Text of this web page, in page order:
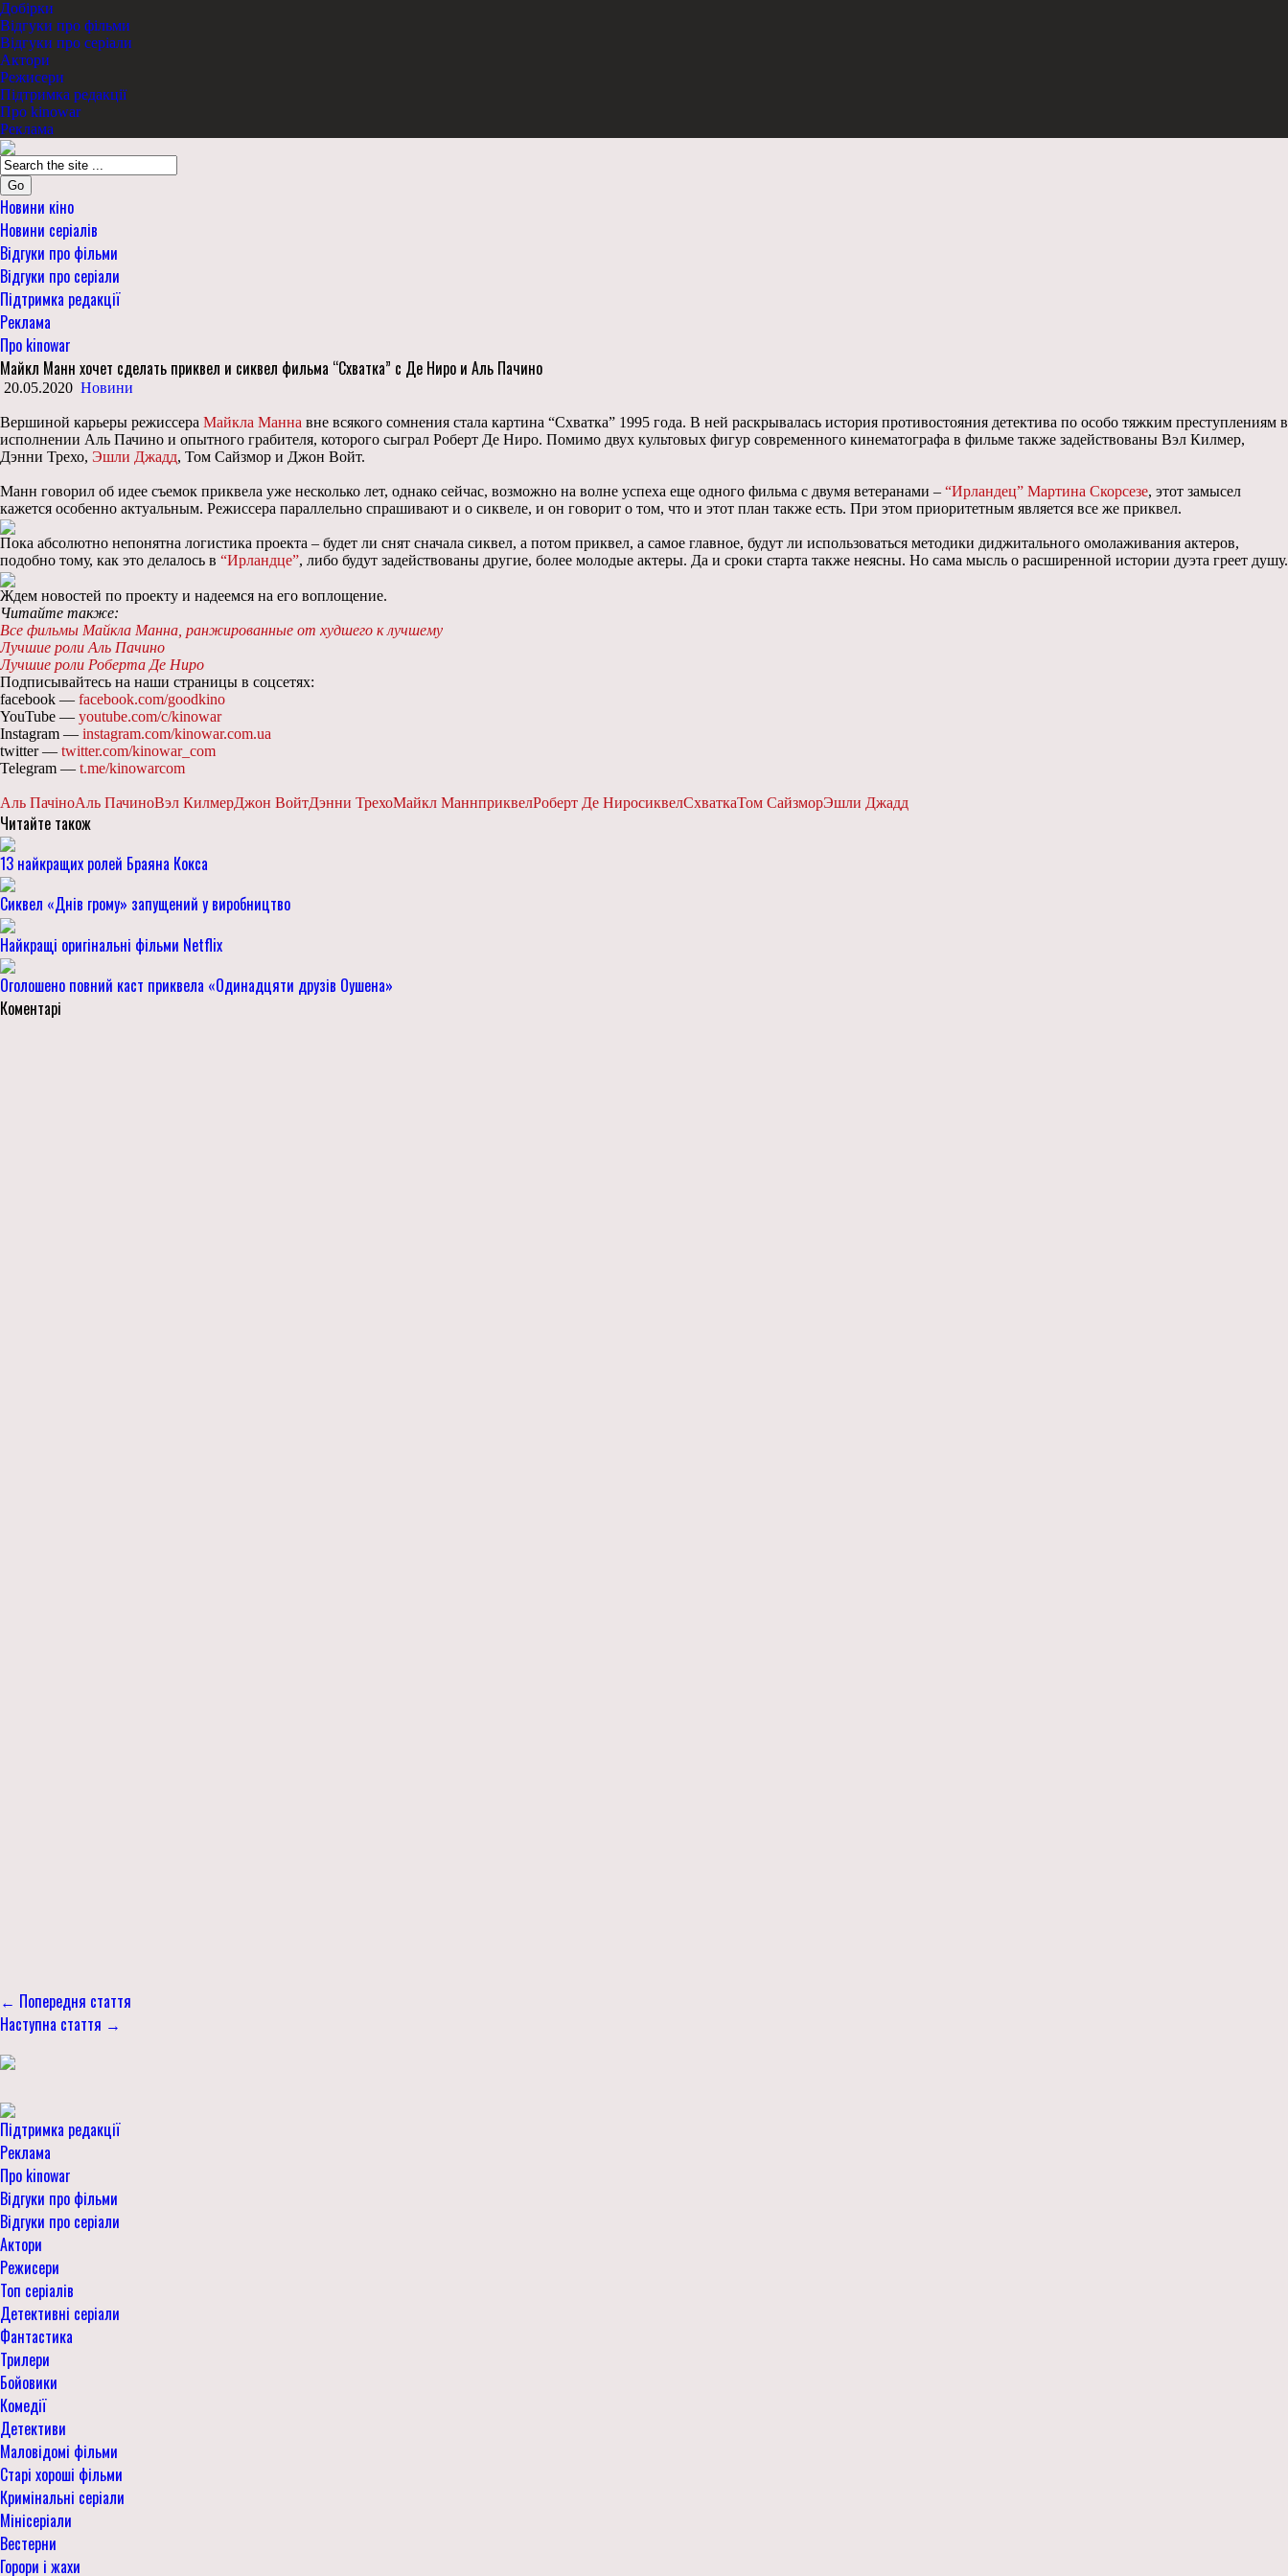
Добірки
Відгуки про фільми
Відгуки про серіали
Актори
Режисери
Підтримка редакції
Про kinowar
Реклама
Go
Новини кіно
Новини серіалів
Відгуки про фільми
Відгуки про серіали
Підтримка редакції
Реклама
Про kinowar
Майкл Манн хочет сделать приквел и сиквел фильма “Схватка” с Де Ниро и Аль Пачино
20.05.2020 Новини
Вершиной карьеры режиссера Майкла Манна вне всякого сомнения стала картина “Схватка” 1995 года. В ней раскрывалась история противостояния детектива по особо тяжким преступлениям в
исполнении Аль Пачино и опытного грабителя, которого сыграл Роберт Де Ниро. Помимо двух культовых фигур современного кинематографа в фильме также задействованы Вэл Килмер,
Дэнни Трехо, Эшли Джадд, Том Сайзмор и Джон Войт.
Манн говорил об идее съемок приквела уже несколько лет, однако сейчас, возможно на волне успеха еще одного фильма с двумя ветеранами – “Ирландец” Мартина Скорсезе, этот замысел
кажется особенно актуальным. Режиссера параллельно спрашивают и о сиквеле, и он говорит о том, что и этот план также есть. При этом приоритетным является все же приквел.
Пока абсолютно непонятна логистика проекта – будет ли снят сначала сиквел, а потом приквел, а самое главное, будут ли использоваться методики диджитального омолаживания актеров,
подобно тому, как это делалось в “Ирландце”, либо будут задействованы другие, более молодые актеры. Да и сроки старта также неясны. Но сама мысль о расширенной истории дуэта греет душу.
Ждем новостей по проекту и надеемся на его воплощение.
Читайте также:
Все фильмы Майкла Манна, ранжированные от худшего к лучшему
Лучшие роли Аль Пачино
Лучшие роли Роберта Де Ниро
Подписывайтесь на наши страницы в соцсетях:
facebook — facebook.com/goodkino
YouTube — youtube.com/c/kinowar
Instagram — instagram.com/kinowar.com.ua
twitter — twitter.com/kinowar_com
Telegram — t.me/kinowarcom
Аль ПачіноАль ПачиноВэл КилмерДжон ВойтДэнни ТрехоМайкл МаннприквелРоберт Де НиросиквелСхваткаТом СайзморЭшли Джадд
Читайте також
13 найкращих ролей Браяна Кокса
Сиквел «Днів грому» запущений у виробництво
Найкращі оригінальні фільми Netflix
Оголошено повний каст приквела «Одинадцяти друзів Оушена»
Коментарі
← Попередня стаття
Наступна стаття →
Підтримка редакції
Реклама
Про kinowar
Відгуки про фільми
Відгуки про серіали
Актори
Режисери
Топ серіалів
Детективні серіали
Фантастика
Трилери
Бойовики
Комедії
Детективи
Маловідомі фільми
Старі хороші фільми
Кримінальні серіали
Мінісеріали
Вестерни
Горори і жахи